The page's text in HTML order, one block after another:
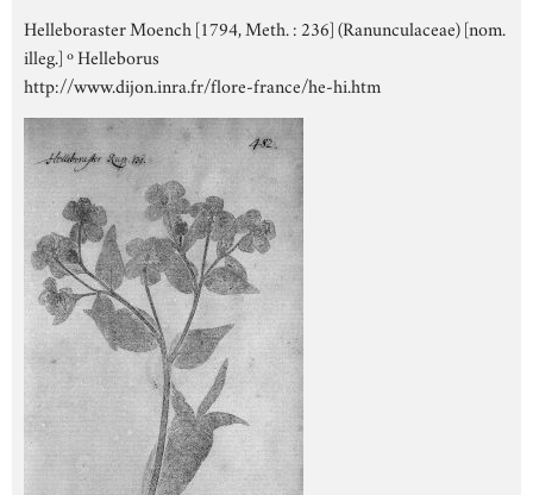
Helleboraster Moench [1794, Meth. : 236] (Ranunculaceae) [nom.
illeg.] º Helleborus
http://www.dijon.inra.fr/flore-france/he-hi.htm